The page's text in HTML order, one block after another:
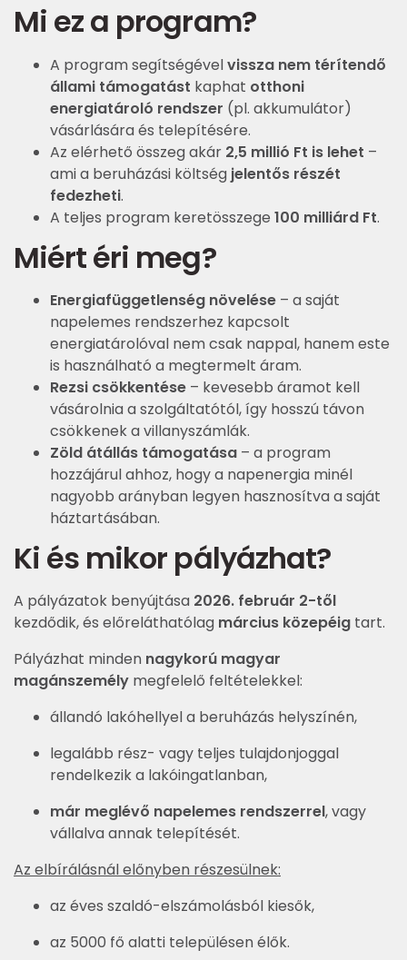
Mi ez a program?
A program segítségévelvissza nem térítendő
állami támogatást kaphat otthoni
energiatároló rendszer (pl. akkumulátor)
vásárlására és telepítésére.
Az elérhető összeg akár 2,5 millió Ft is lehet –
ami a beruházási költség jelentős részét
fedezheti.
A teljes program keretösszege 100 milliárd Ft.
Miért éri meg?
Energiafüggetlenség növelése – a saját
napelemes rendszerhez kapcsolt
energiatárolóval nem csak nappal, hanem este
is használható a megtermelt áram.
Rezsi csökkentése – kevesebb áramot kell
vásárolnia a szolgáltatótól, így hosszú távon
csökkenek a villanyszámlák.
Zöld átállás támogatása – a program
hozzájárul ahhoz, hogy a napenergia minél
nagyobb arányban legyen hasznosítva a saját
háztartásában.
Ki és mikor pályázhat?
A pályázatok benyújtása 2026. február 2-től
kezdődik, és előreláthatólag március közepéig tart.
Pályázhat minden nagykorú magyar
magánszemély megfelelő feltételekkel:
állandó lakóhellyel a beruházás helyszínén,
legalább rész- vagy teljes tulajdonjoggal
rendelkezik a lakóingatlanban,
már meglévő napelemes rendszerrel, vagy
vállalva annak telepítését.
Az elbírálásnál előnyben részesülnek:
az éves szaldó-elszámolásból kiesők,
az 5000 fő alatti településen élők.